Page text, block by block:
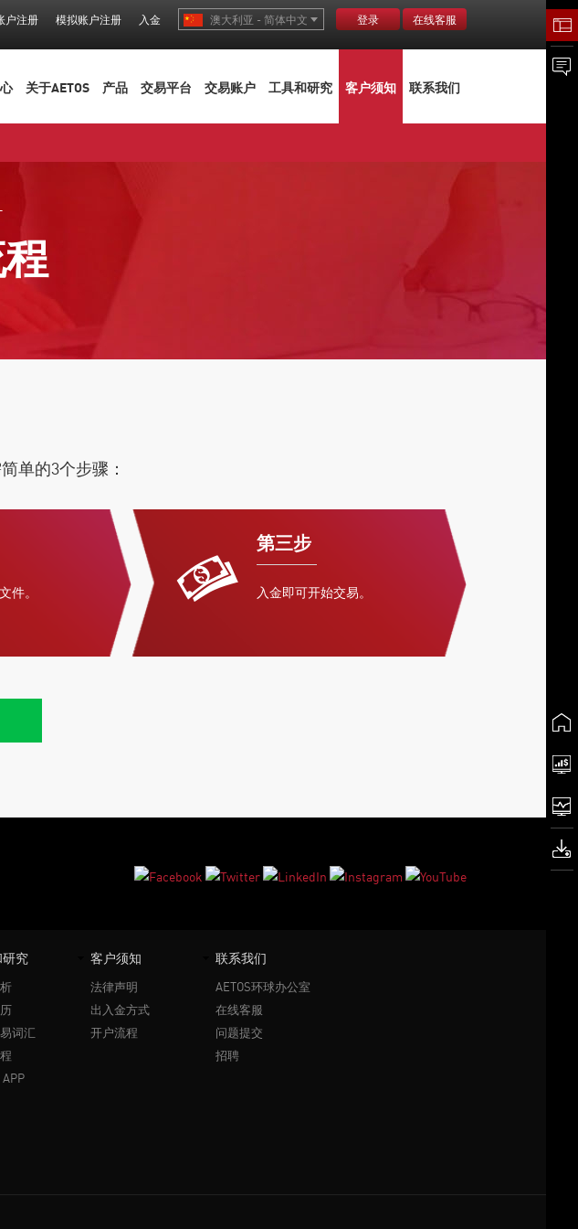
户注册 模拟账户注册 入金 澳大利亚 - 简体中文 登录 在线客服
关于AETOS 产品 交易平台 交易账户 工具和研究 客户须知 联系我们
单的3个步骤：
件。
第三步
入金即可开始交易。
究
词汇
APP
客户须知
法律声明
出入金方式
开户流程
联系我们
AETOS环球办公室
在线客服
问题提交
招聘